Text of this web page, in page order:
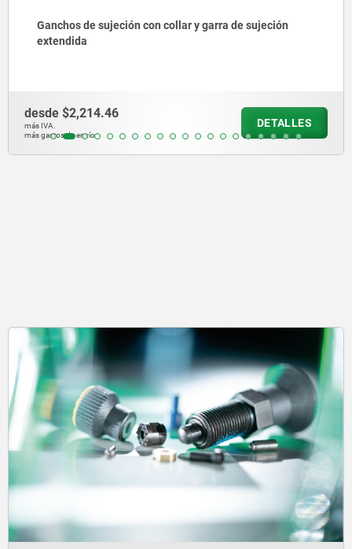
de sujeción con collar y garra de sujeción
de envío
más